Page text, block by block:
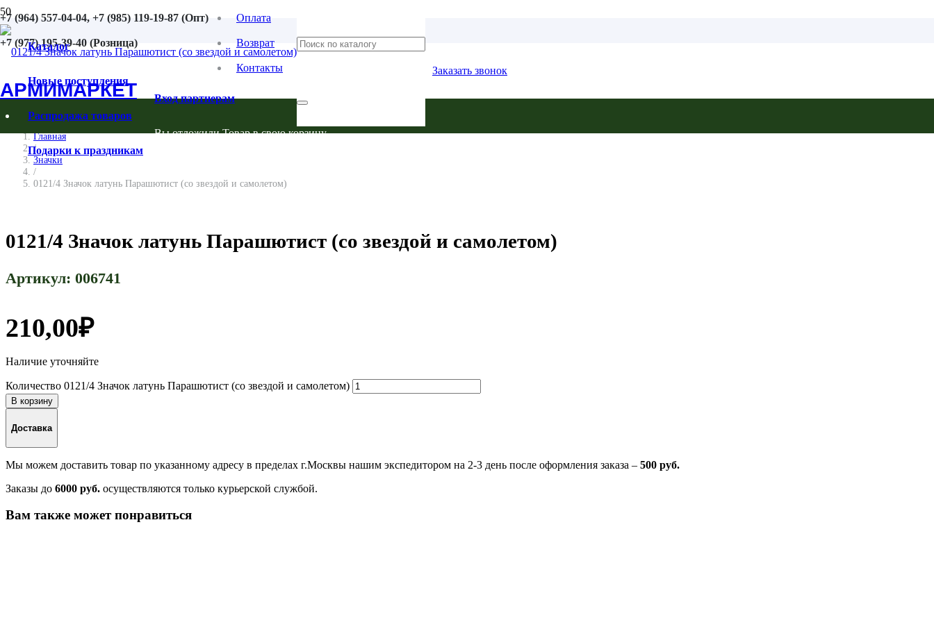
+7 (964) 557-04-04, +7 (985) 119-19-87 (Опт)
+7 (977) 195-39-40 (Розница)
Оплата
Возврат
Контакты
АРМИМАРКЕТ
Заказать звонок
Каталог
Новые поступления
Распродажа товаров
Подарки к праздникам
Вход партнерам
Вы отложилиТоварв свою корзину.
Главная
/
Значки
/
0121/4 Значок латунь Парашютист (со звездой и самолетом)
0121/4 Значок латунь Парашютист (со звездой и самолетом)
Артикул: 006741
210,00₽
Наличие уточняйте
Количество 0121/4 Значок латунь Парашютист (со звездой и самолетом)
В корзину
Доставка
Мы можем доставить товар по указанному адресу в пределах г.Москвы нашим экспедитором на 2-3 день после оформления заказа – 500 руб.
Заказы до 6000 руб. осуществляются только курьерской службой.
Вам также может понравиться